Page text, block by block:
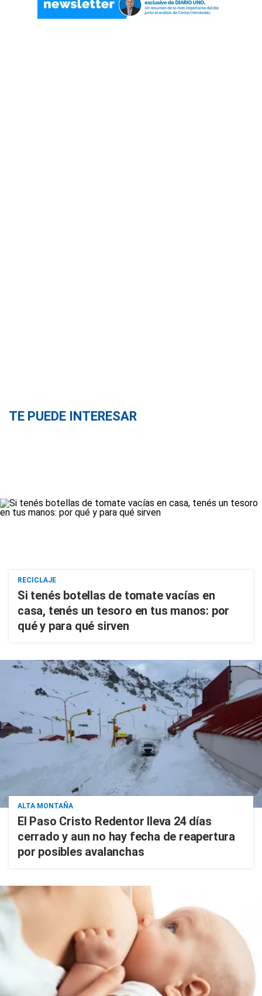
TE PUEDE INTERESAR
RECICLAJE
Si tenés botellas de tomate vacías en
casa, tenés un tesoro en tus manos: por
qué y para qué sirven
ALTA MONTAÑA
El Paso Cristo Redentor lleva 24 días
cerrado y aun no hay fecha de reapertura
por posibles avalanchas